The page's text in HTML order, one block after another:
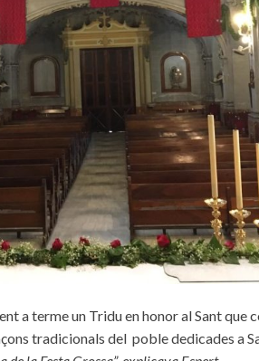
a terme un Tridu en honor al Sant que
tradicionals del poble dedicades a